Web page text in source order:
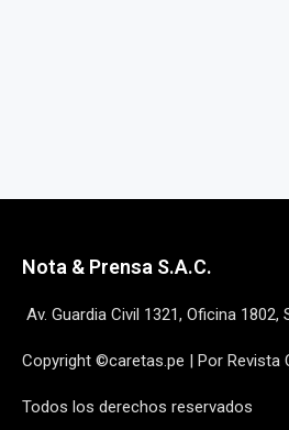
Nota & Prensa S.A.C.
Av. Guardia Civil 1321, Oficina 1802,
Copyright ©caretas.pe | Por Revista
Todos los derechos reservados